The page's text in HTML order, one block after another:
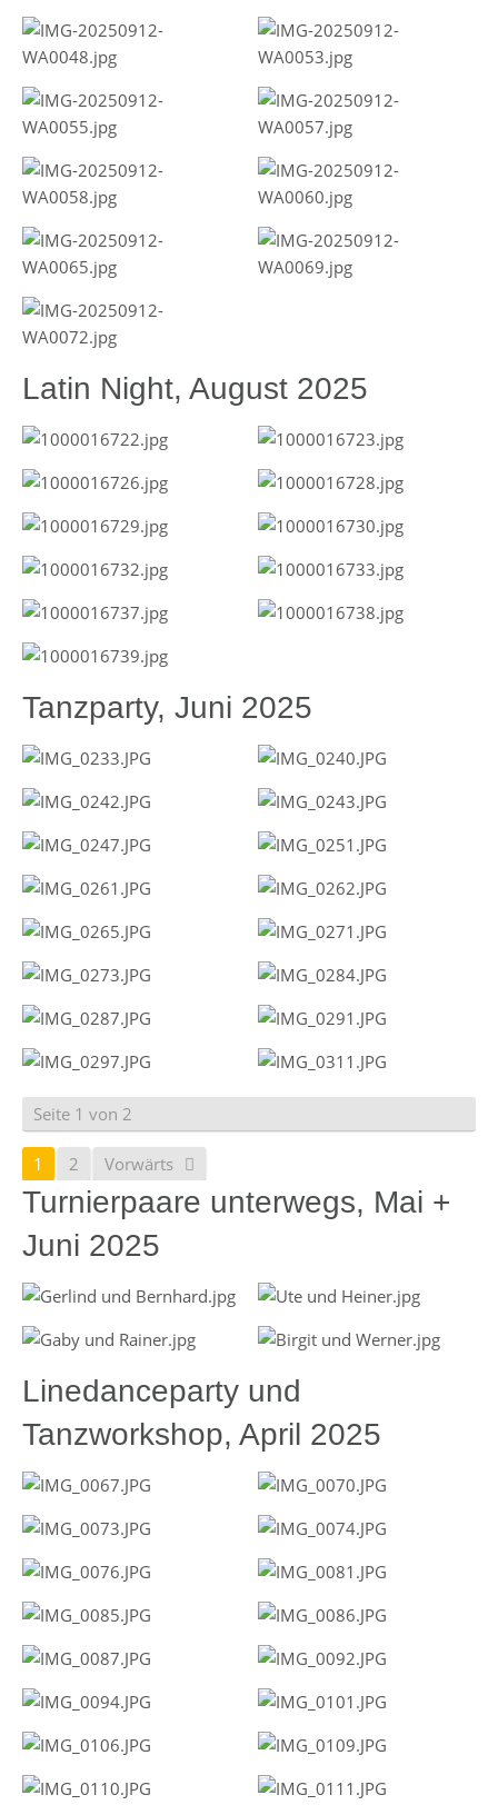
Latin Night, August 2025
Tanzparty, Juni 2025
Seite 1 von 2
1 2 Vorwärts
Turnierpaare unterwegs, Mai +
Juni 2025
Linedanceparty und
Tanzworkshop, April 2025